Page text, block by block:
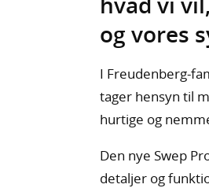
og vores
I Freudenberg-
tager hensyn til
hurtige og
Den nye Swep
detaljer og